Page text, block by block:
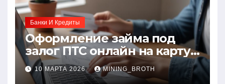
Банки И Кредиты
Оформление займа под
залог ПТС онлайн на карту
без визита в офис: порядок,
требования и документы
10 МАРТА 2026 MINING_BROTH